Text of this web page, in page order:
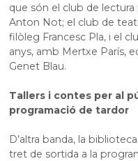
que són el club de
Anton Not; el club de
filòleg Francesc Pla, i el
anys, amb Mertxe París,
Genet Blau.
Tallers i contes per al
programació de tardor
D’altra banda, la
tret de sortida a la